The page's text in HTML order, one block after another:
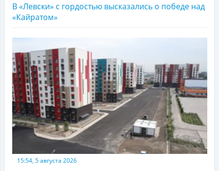
В «Левски» с гордостью высказались о победе над
«Кайратом»
15:54, 5 августа 2026